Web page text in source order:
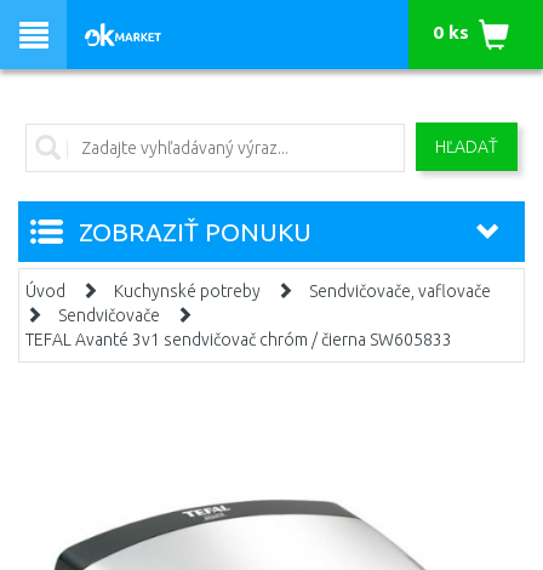
HĽADAŤ
0 ks
ZOBRAZIŤ PONUKU
Úvod Kuchynské potreby
Sendvičovače, vaflovače
Sendvičovače
TEFAL Avanté 3v1 sendvičovač chróm / čierna SW605833